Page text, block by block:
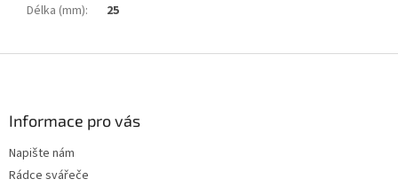
Délka (mm): 25
Informace pro vás
Napište nám
Rádce svářeče